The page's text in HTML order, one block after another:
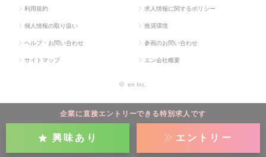
企業に直接エントリーできる特別求人です
興味あり エントリー
利用規約 求人情報に関するポリシー
個人情報の取り扱い 推奨環境
ヘルプ・お問い合わせ 参画のお問い合わせ
サイトマップ エン会社概要
© en Inc.